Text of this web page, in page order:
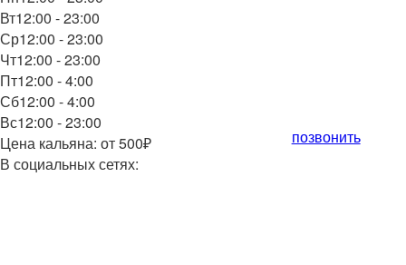
Вт12:00 - 23:00
Ср12:00 - 23:00
Чт12:00 - 23:00
Пт12:00 - 4:00
Сб12:00 - 4:00
Вс12:00 - 23:00
Цена кальяна: от 500₽
В социальных сетях:
позвонить